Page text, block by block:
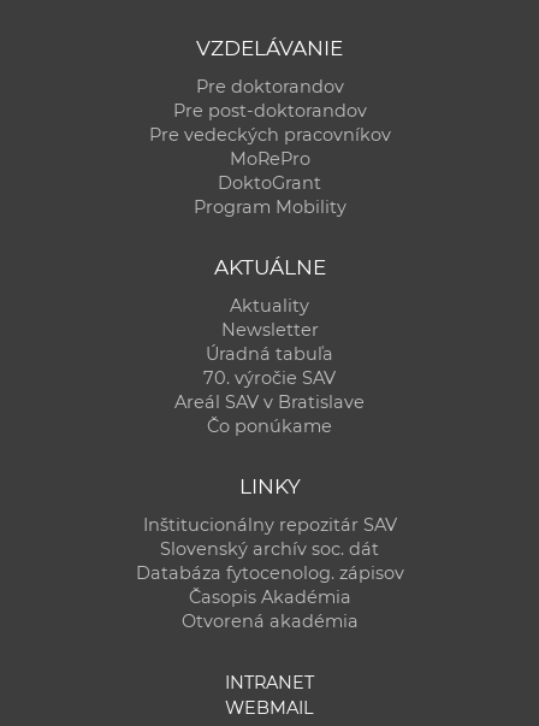
VZDELÁVANIE
Pre doktorandov
Pre post-doktorandov
Pre vedeckých pracovníkov
MoRePro
DoktoGrant
Program Mobility
AKTUÁLNE
Aktuality
Newsletter
Úradná tabuľa
70. výročie SAV
Areál SAV v Bratislave
Čo ponúkame
LINKY
Inštitucionálny repozitár SAV
Slovenský archív soc. dát
Databáza fytocenolog. zápisov
Časopis Akadémia
Otvorená akadémia
INTRANET
WEBMAIL